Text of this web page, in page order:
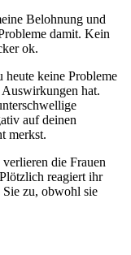
Belohnung und
damit. Kein
ok.
heute keine Probleme
Auswirkungen hat.
auf deinen
merkst.
die Frauen
reagiert ihr
zu, obwohl sie